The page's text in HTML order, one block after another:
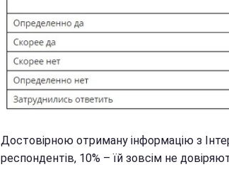
Достовірною отриману інформацію з
респондентів, 10% – їй зовсім не